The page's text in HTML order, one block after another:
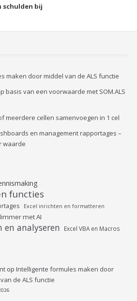
schulden bij
maken door middel van de ALS functie
basis van een voorwaarde met SOM.ALS
meerdere cellen samenvoegen in 1 cel
en management rapportages –
waarde
functies
Excel inrichten en formatteren
met AI
en analyseren Excel VBA en Macros
opIntelligente formules maken door
de ALS functie